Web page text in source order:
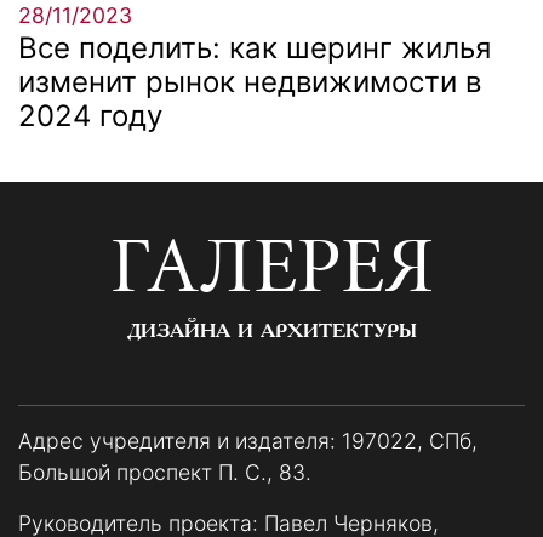
28/11/2023
Все поделить: как шеринг жилья
изменит рынок недвижимости в
2024 году
ГАЛЕРЕЯ
ДИЗАЙНА И АРХИТЕКТУРЫ
Адрес учредителя и издателя: 197022, СПб,
Большой проспект П. С., 83.
Руководитель проекта: Павел Черняков,